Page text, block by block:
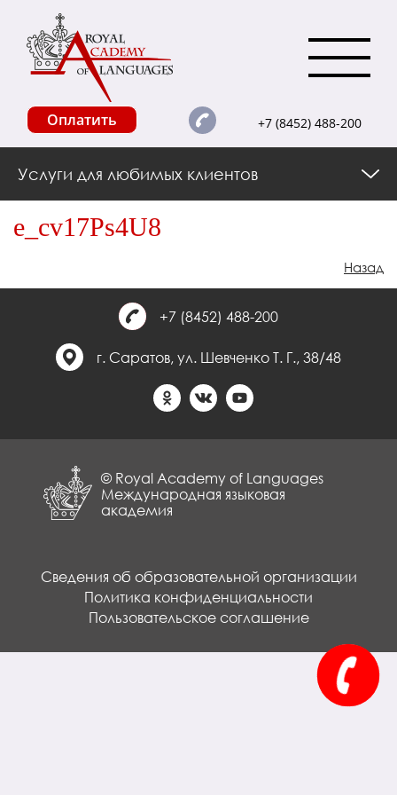
Оплатить +7 (8452) 488-200
Услуги для любимых клиентов
e_cv17Ps4U8
Назад
+7 (8452) 488-200
г. Саратов, ул. Шевченко Т. Г., 38/48
© Royal Academy of Languages
Международная языковая
академия
Сведения об образовательной организации
Политика конфиденциальности
Пользовательское соглашение